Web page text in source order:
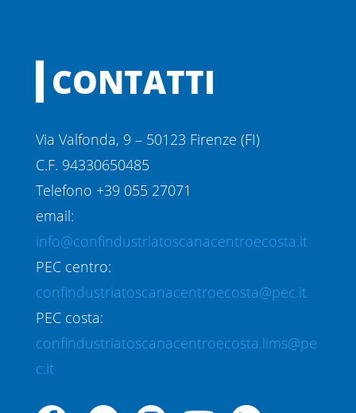
CONTATTI
Via Valfonda, 9 – 50123 Firenze (FI)
C.F. 94330650485
Telefono +39 055 27071
email:
info@confindustriatoscanacentroecosta.it
PEC centro:
confindustriatoscanacentroecosta@pec.it
PEC costa:
confindustriatoscanacentroecosta.lims@pe
c.it